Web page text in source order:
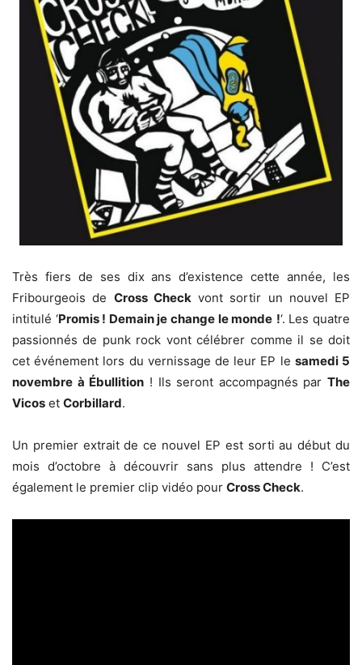
Très fiers de ses dix ans d’existence cette année, les
Fribourgeois de Cross Check vont sortir un nouvel EP
intitulé ‘Promis ! Demain je change le monde !‘. Les quatre
passionnés de punk rock vont célébrer comme il se doit
cet événement lors du vernissage de leur EP le samedi 5
novembre à Ébullition ! Ils seront accompagnés par The
Vicos et Corbillard.
Un premier extrait de ce nouvel EP est sorti au début du
mois d’octobre à découvrir sans plus attendre ! C’est
également le premier clip vidéo pour Cross Check.